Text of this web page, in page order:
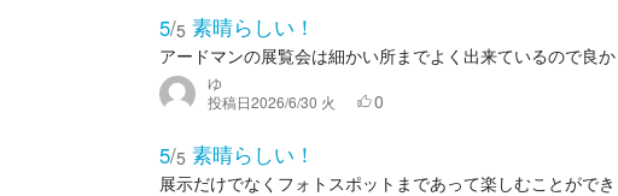
5/5 素晴らしい！
アードマンの展覧会は細かい所までよく出来ているので良
ゆ
投稿日2026/6/30 火 0
5/5 素晴らしい！
展示だけでなくフォトスポットまであって楽しむことができ